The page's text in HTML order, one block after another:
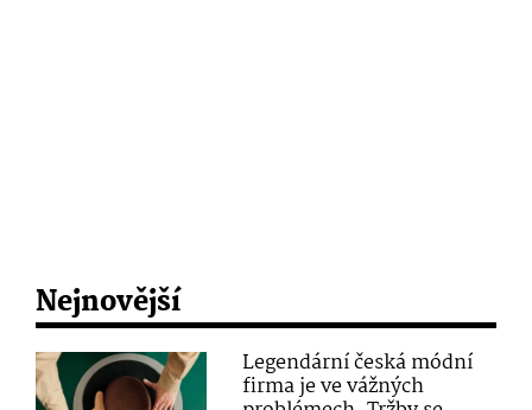
Nejnovější
Legendární česká módní
firma je ve vážných